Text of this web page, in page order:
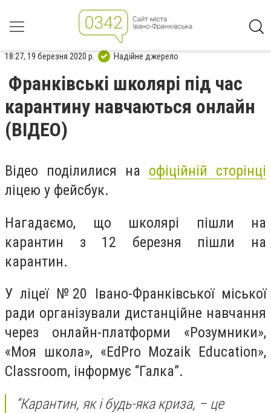
18:27, 19 березня 2020 р. Надійне джерело
Франківські школярі під час
карантину навчаються онлайн
(ВІДЕО)
Відео поділилися на офіційній сторінці
ліцею у фейсбук.
Нагадаємо, що школярі пішли на
карантин з 12 березня пішли на
карантин.
У ліцеї №20 Івано-Франківської міської
ради організували дистанційне навчання
через онлайн-платформи «Розумники»,
«Моя школа», «EdPro Mozaik Education»,
Classroom, інформує “Галка”.
“Карантин, як і будь-яка криза, – це